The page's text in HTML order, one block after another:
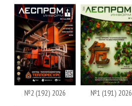
№2 (192) 2026 №1 (191) 2026